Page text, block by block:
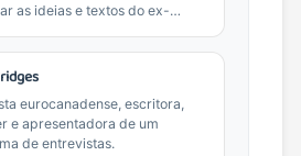
as ideias e textos do ex-
eurocanadense, escritora,
e apresentadora de um
de entrevistas.